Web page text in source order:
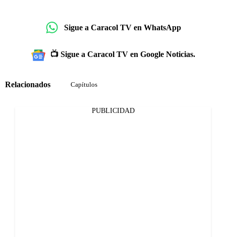
Sigue a Caracol TV en WhatsApp
📺 Sigue a Caracol TV en Google Noticias.
Relacionados Capítulos
PUBLICIDAD